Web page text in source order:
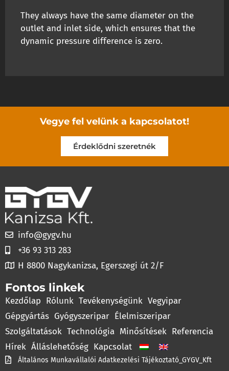
They always have the same diameter on the
outlet and inlet side, which ensures that the
dynamic pressure difference is zero.
Vegye fel velünk a kapcsolatot!
Érdeklődni szeretnék
info@gygv.hu
+36 93 313 283
H 8800 Nagykanizsa, Egerszegi út 2/F
Fontos linkek
Kezdőlap Rólunk Tevékenységünk Vegyipar
Gépgyártás Gyógyszeripar Élelmiszeripar
Szolgáltatások Technológia Minősítések Referencia
Hírek Álláslehetőség Kapcsolat
Általános Munkavállalói Adatkezelési Tájékoztató_GYGV_Kft